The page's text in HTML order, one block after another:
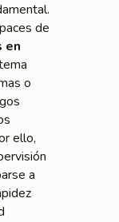
de
en
o
ello,
a